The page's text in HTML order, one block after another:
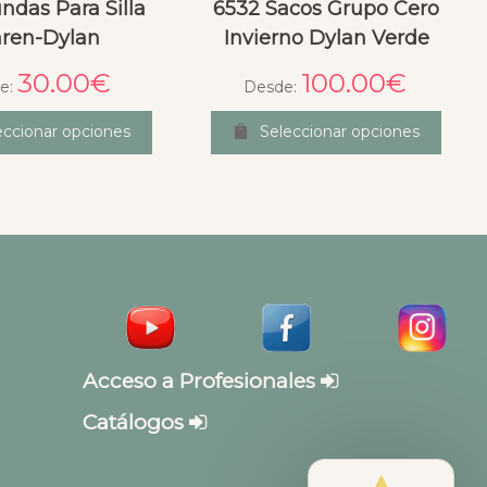
Para Silla
Dylan
30.00€
opciones
6532 Sacos Grupo Cero
Invierno Dylan Verde
Desde: 100.00€
Seleccionar opciones
Acceso a Profesionales
Catálogos